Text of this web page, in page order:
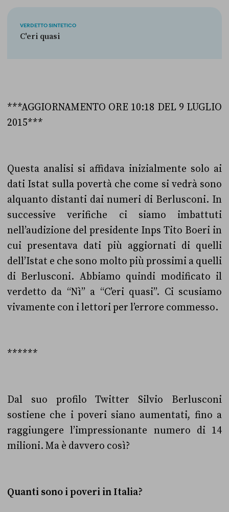
VERDETTO SINTETICO
C'eri quasi
***AGGIORNAMENTO ORE 10:18 DEL 9 LUGLIO
2015***
Questa analisi si affidava inizialmente solo ai
dati Istat sulla povertà che come si vedrà sono
alquanto distanti dai numeri di Berlusconi. In
successive verifiche ci siamo imbattuti
nell’audizione del presidente Inps Tito Boeri in
cui presentava dati più aggiornati di quelli
dell’Istat e che sono molto più prossimi a quelli
di Berlusconi. Abbiamo quindi modificato il
verdetto da “Nì” a “C’eri quasi”. Ci scusiamo
vivamente con i lettori per l’errore commesso.
******
Dal suo profilo Twitter Silvio Berlusconi
sostiene che i poveri siano aumentati, fino a
raggiungere l’impressionante numero di 14
milioni. Ma è davvero così?
Quanti sono i poveri in Italia?